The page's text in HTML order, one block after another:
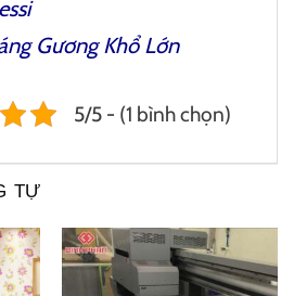
Gương Khổ Lớn
5/5 - (1 bình chọn)
TỰ